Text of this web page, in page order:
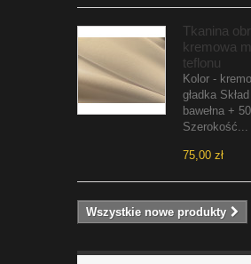
Tkanina
kremowa
teflonu
Kolor -
gładka
bawełna +
Szerokość...
75,00 zł
Wszystkie nowe produkty